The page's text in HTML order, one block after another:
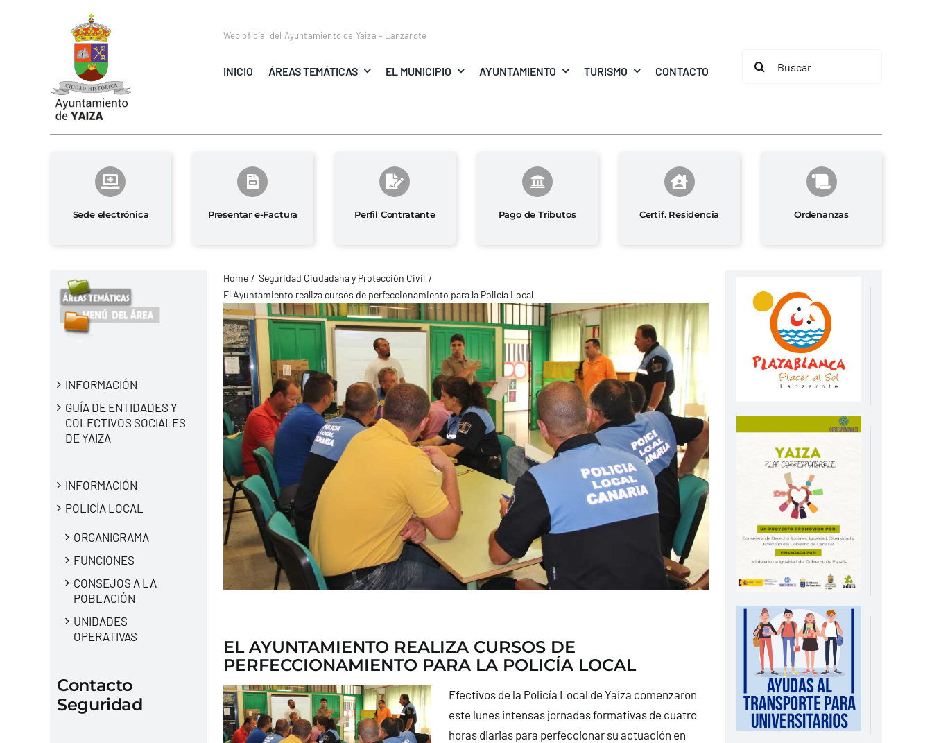
Web oficial del Ayuntamiento de Yaiza – Lanzarote
INICIO ÁREAS TEMÁTICAS EL MUNICIPIO AYUNTAMIENTO TURISMO CONTACTO
Buscar:
Sede electrónica Presentar e-Factura Perfil Contratante Pago de Tributos Certif. Residencia Ordenanzas
INFORMACIÓN
GUÍA DE ENTIDADES Y
COLECTIVOS SOCIALES
DE YAIZA
INFORMACIÓN
POLICÍA LOCAL
ORGANIGRAMA
FUNCIONES
CONSEJOS A LA
POBLACIÓN
UNIDADES
OPERATIVAS
Contacto
Seguridad
Home
Seguridad Ciudadana y Protección Civil
El Ayuntamiento realiza cursos de perfeccionamiento para la Policía Local
EL AYUNTAMIENTO REALIZA CURSOS DE
PERFECCIONAMIENTO PARA LA POLICÍA LOCAL
Efectivos de la Policía Local de Yaiza comenzaron
este lunes intensas jornadas formativas de cuatro
horas diarias para perfeccionar su actuación en